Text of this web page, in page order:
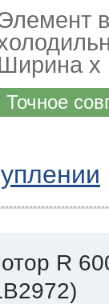
х
Точное
R